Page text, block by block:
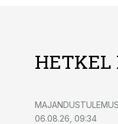
HETKEL
06.08.26, 09:34